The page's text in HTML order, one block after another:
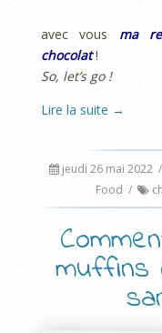
avec vous ma
chocolat!
So, let’s go !
Lire la suite →
jeudi 26 mai 2022 /
Food /
muffins